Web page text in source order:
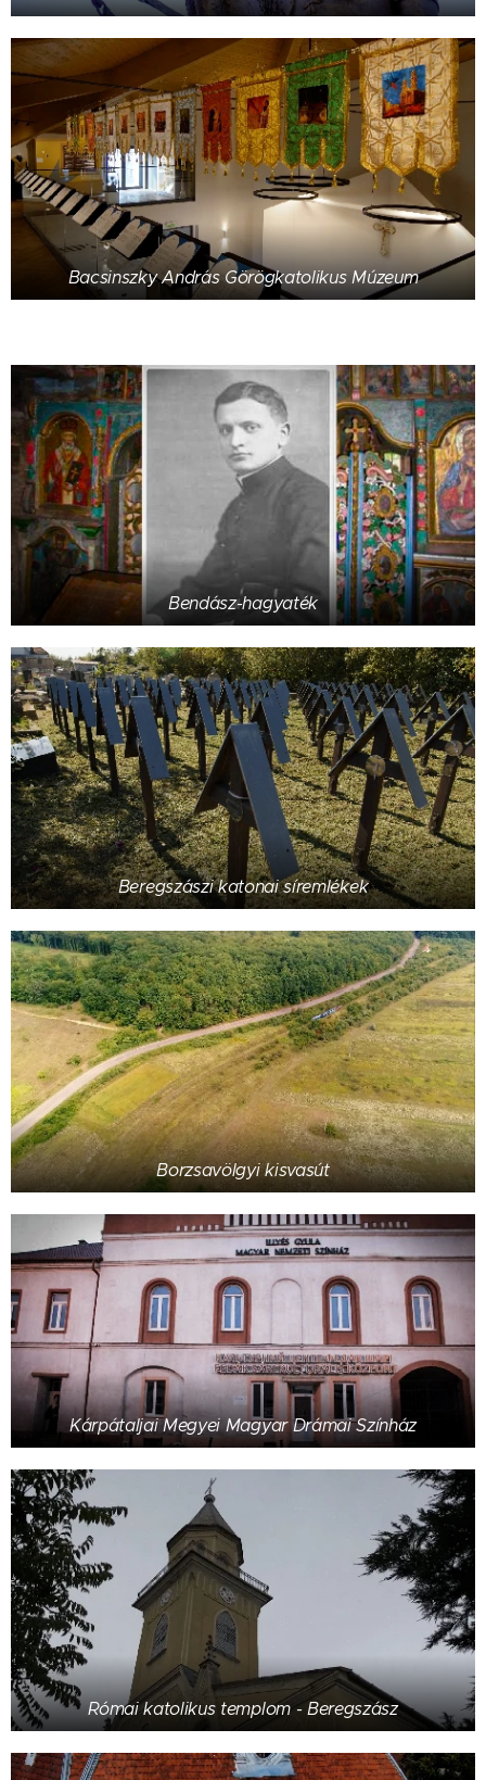
Bacsinszky András Görögkatolikus Múzeum
Bendász-hagyaték
Beregszászi katonai síremlékek
Borzsavölgyi kisvasút
Kárpátaljai Megyei Magyar Drámai Színház
Római katolikus templom - Beregszász